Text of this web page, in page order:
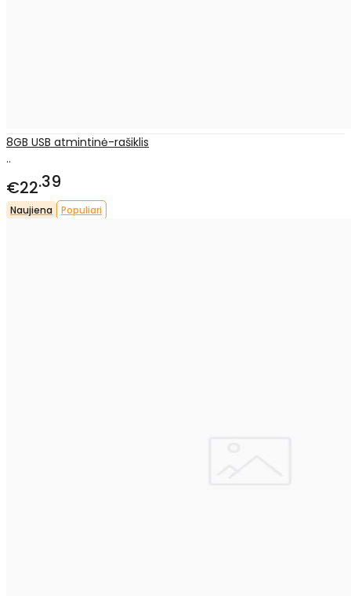
8GB USB atmintinė-rašiklis
..
€22 39
Naujiena Populiari